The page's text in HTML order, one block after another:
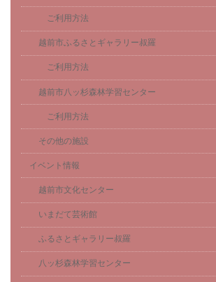
ご利用方法
越前市ふるさとギャラリー叔羅
ご利用方法
越前市八ッ杉森林学習センター
ご利用方法
その他の施設
イベント情報
越前市文化センター
いまだて芸術館
ふるさとギャラリー叔羅
八ッ杉森林学習センター